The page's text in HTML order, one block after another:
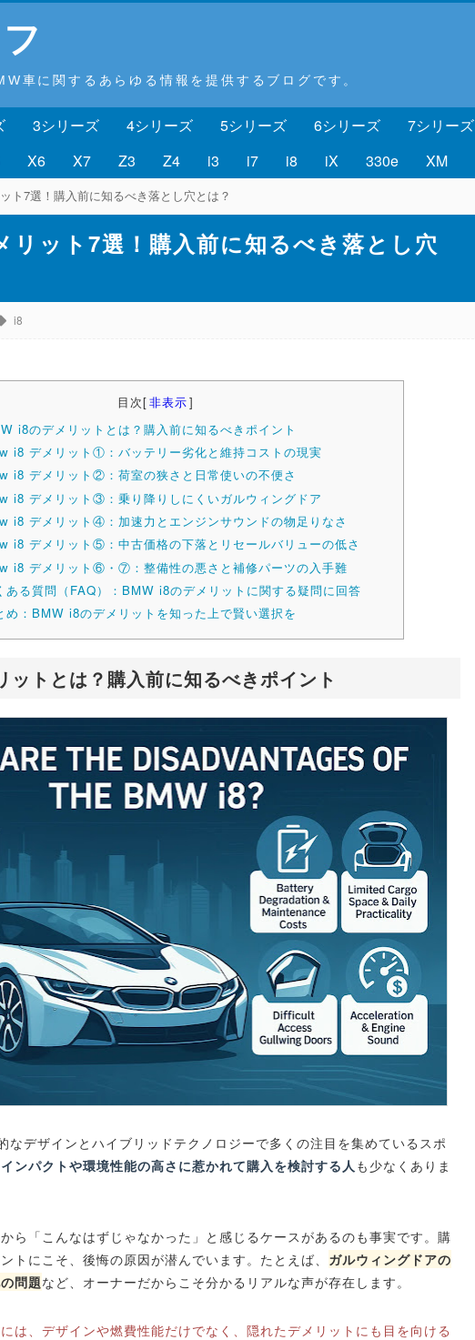
車に関するあらゆる情報を提供するブログです。
3シリーズ 4シリーズ 5シリーズ 6シリーズ 7シリーズ
X6 X7 Z3 Z4 i3 i7 i8 iX 330e XM
ト7選！購入前に知るべき落とし穴とは？
リット7選！購入前に知るべき落とし穴
i8
目次[非表示]
i8のデメリットとは？購入前に知るべきポイント
i8 デメリット①：バッテリー劣化と維持コストの現実
i8 デメリット②：荷室の狭さと日常使いの不便さ
i8 デメリット③：乗り降りしにくいガルウィングドア
i8 デメリット④：加速力とエンジンサウンドの物足りなさ
i8 デメリット⑤：中古価格の下落とリセールバリューの低さ
i8 デメリット⑥・⑦：整備性の悪さと補修パーツの入手難
ある質問（FAQ）：BMW i8のデメリットに関する疑問に回答
め：BMW i8のデメリットを知った上で賢い選択を
トとは？購入前に知るべきポイント
なデザインとハイブリッドテクノロジーで多くの注目を集めているスポ
ンパクトや環境性能の高さに惹かれて購入を検討する人 も少なくありま
ら「こんなはずじゃなかった」と感じるケースがあるのも事実です。購
トにこそ、後悔の原因が潜んでいます。たとえば、 ガルウィングドアの
問題など、オーナーだからこそ分かるリアルな声が存在します。
は、デザインや燃費性能だけでなく、隠れたデメリットにも目を向ける